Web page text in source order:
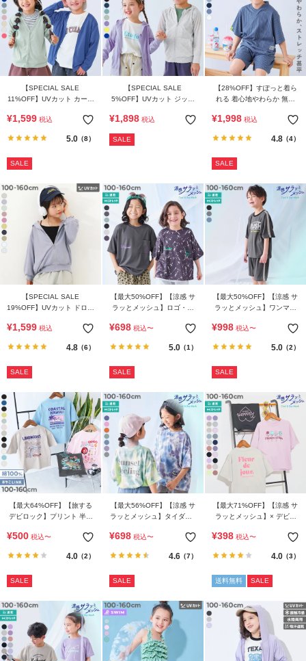
【SPECIAL SALE
11%OFF】UVカット カーデ
¥1,599 税込
5.0（8）
SALE
【SPECIAL SALE
5%OFF】UVカット ジップ
¥1,898 税込
SALE
【28%OFF】すぽっと着ら
れる 着心地やわらか 無地
¥1,998 税込
4.8（4）
SALE
【SPECIAL SALE
19%OFF】UVカット ドロッ
¥1,599 税込
4.8（6）
SALE
【最大50%OFF】【涼感 サ
ラッとメッシュ】ロゴ・総
き 半袖Tシャツ(一部セット
¥698 税込〜
5.0（1）
SALE
【最大50%OFF】【涼感 サ
ラッとメッシュ】ワンマイ
トパジャマ
¥998 税込〜
5.0（2）
SALE
【最大64%OFF】【旅する
デビロック】プリント 半袖
¥500 税込〜
4.0（2）
SALE
【最大56%OFF】【涼感 サ
ラッとメッシュ】タイダイT
¥698 税込〜
4.6（7）
SALE
【最大71%OFF】【涼感 サ
ラッとメッシュ】× デビラ
シャツ
¥398 税込〜
4.0（3）
送料無料 SALE